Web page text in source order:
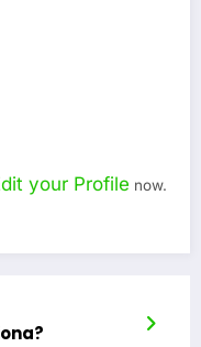
your Profile now.